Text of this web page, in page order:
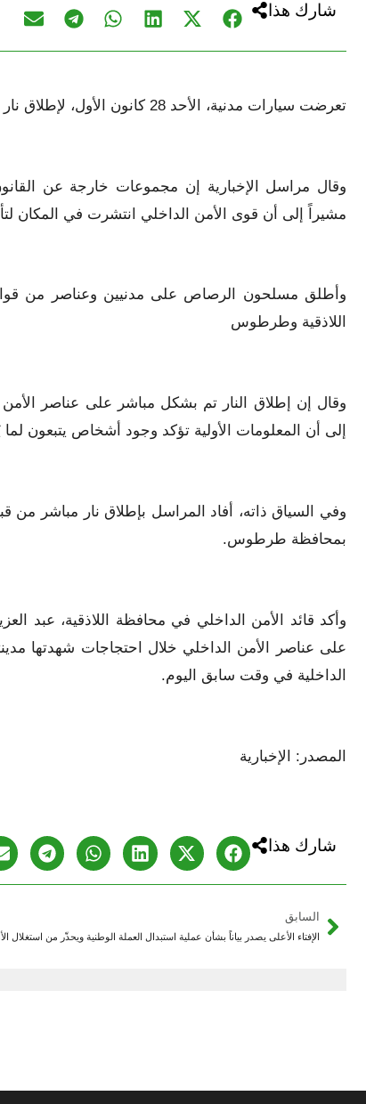
شارك هذا
تعرضت سيارات مدنية، الأحد 28 كانون الأول، لإطلاق نار من قبل مجموعات خارجة عن القانون بريف حماة الغربي.
وقال مراسل الإخبارية إن مجموعات خارجة عن
مشيراً إلى أن قوى الأمن الداخلي انتشرت في المكان
وأطلق مسلحون الرصاص على مدنيين وعناصر من
اللاذقية وطرطوس
وقال إن إطلاق النار تم بشكل مباشر على عناصر الأمن
إلى أن المعلومات الأولية تؤكد وجود أشخاص يتبعون
وفي السياق ذاته، أفاد المراسل بإطلاق نار مباشر
بمحافظة طرطوس.
وأكد قائد الأمن الداخلي في محافظة اللاذقية، عبد
على عناصر الأمن الداخلي خلال احتجاجات شهدتها
الداخلية في وقت سابق اليوم.
المصدر: الإخبارية
شارك هذا
السابق
الإفتاء الأعلى يصدر بياناً بشأن عملية استبدال العملة الوطنية ويحذّر من استغلال